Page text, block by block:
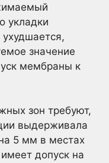
укладки
значение
мембраны к
зон требуют,
выдерживала
5 мм в местах
допуск на